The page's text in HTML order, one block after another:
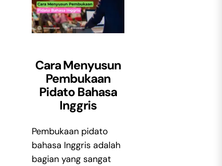
Cara Menyusun
Pembukaan
Pidato Bahasa
Inggris
Pembukaan pidato
bahasa Inggris adalah
bagian yang sangat